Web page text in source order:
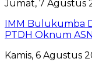
Jumat, 7 Agustus
IMM Bulukumba
PTDH Oknum
Kamis, 6 Agustus